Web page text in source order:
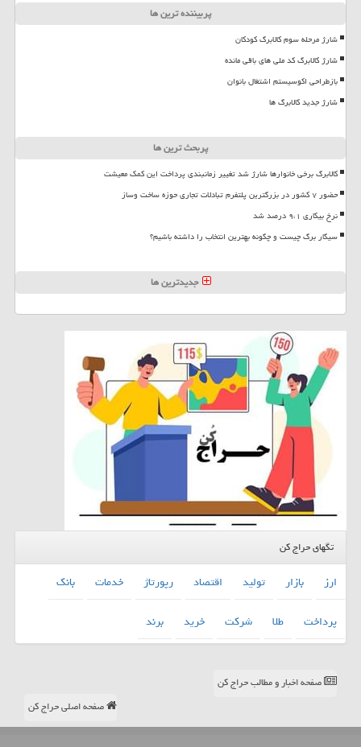
پربیننده ترین ها
شارژ مرحله سوم کالابرگ کودکان
شارژ کالابرگ کد ملی های باقی مانده
بازطراحی اکوسیستم اشتغال بانوان
شارژ جدید کالابرگ ها
پربحث ترین ها
کالابرگ برخی خانوارها شارژ شد تغییر زمانبندی پرداخت این کمک معیشت
حضور ۷ کشور در بزرگترین پلتفرم تبادلات تجاری حوزه ساخت وساز
نرخ بیکاری ۹،۱ درصد شد
سیگار برگ چیست و چگونه بهترین انتخاب را داشته باشیم؟
جدیدترین ها
تگهای حراج کن
ارز بازار تولید اقتصاد رپورتاژ خدمات
بانك
پرداخت
طلا شركت خرید برند
صفحه اخبار و مطالب حراج کن
صفحه اصلی حراج کن